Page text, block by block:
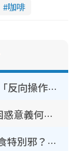
咖啡
WhatsApp預設貼圖點刪？揭1招「反向操作」還原簡潔介面 附3步實測教學
香港山邊鐵閘邊門大開？內地客困惑意義何在！網民神回覆：呢種叫法理性防禦
鬼門開2026｜農曆七月撞正日全食特別邪？專家警告切忌做一事！揭4大禁忌+2招保平安